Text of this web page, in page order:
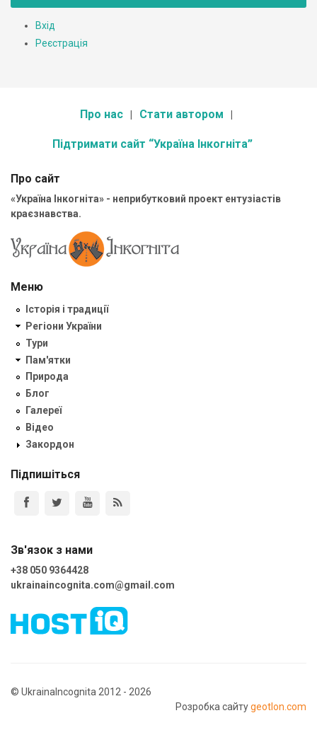
Вхід
Реєстрація
Про нас Стати автором
Підтримати сайт “Україна Інкогніта”
Про сайт
«Україна Інкогніта» - неприбутковий проект ентузіастів
краєзнавства.
Меню
Історія і традиції
Регіони України
Тури
Пам'ятки
Природа
Блог
Галереї
Відео
Закордон
Підпишіться
Зв'язок з нами
+38 050 9364428
ukrainaincognita.com@gmail.com
© UkrainaIncognita 2012 - 2026
Розробка сайтуgeotlon.com